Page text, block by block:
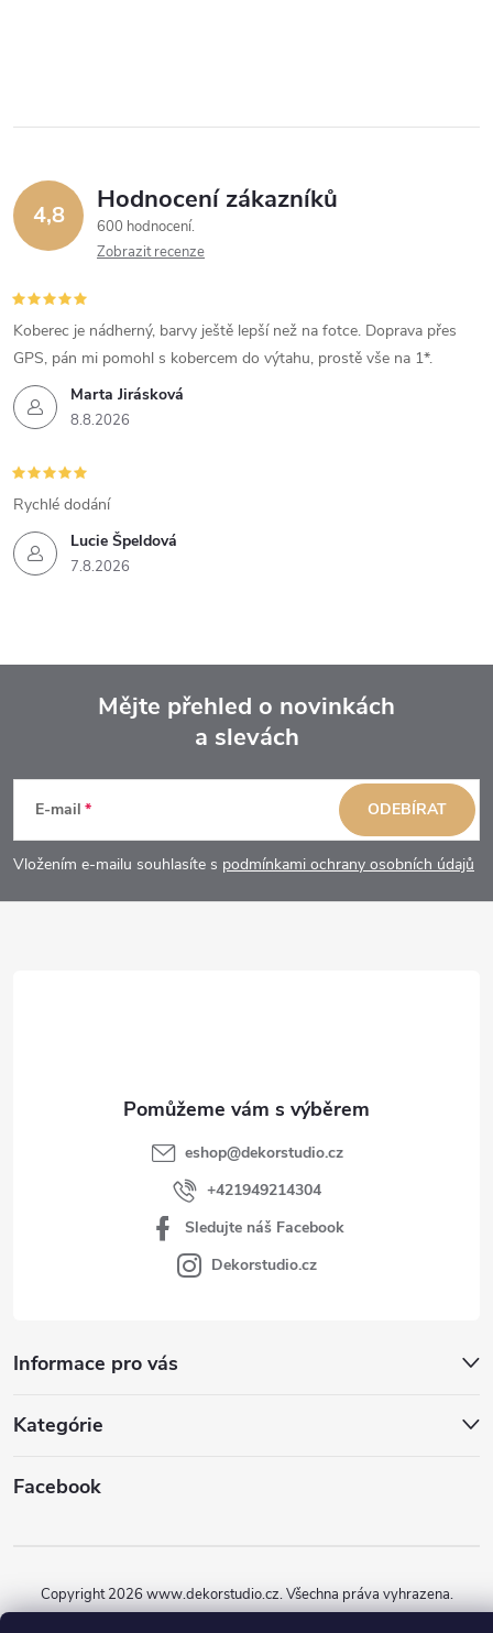
4,8 Hodnocení zákazníků
600 hodnocení
Zobrazit recenze
Marta Jirásková
8.8.2026
Koberec je nádherný, barvy ještě lepší než na fotce. Doprava přes
GPS, pán mi pomohl s kobercem do výtahu, prostě vše na 1*.
Lucie Špeldová
7.8.2026
Rychlé dodání
p
a
Mějte přehled o novinkách
a slevách
E-mail
Vložením e-mailu souhlasíte s podmínkami ochrany osobních údajů
ODEBÍRAT
Informace pro vás
Kategórie
Facebook
eshop@dekorstudio.cz
+421949214304
Sledujte náš Facebook
Dekorstudio.cz
Copyright 2026www.dekorstudio.cz. Všechna práva vyhrazena.